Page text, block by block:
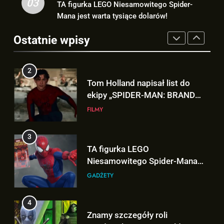
TA figurka LEGO
jest warta tysiące dolarów!
GADŻETY
4
Znamy szczegóły roli
Deadpoola Ryan Reynoldsa w
„AVENGERS: DOOMSDAY”!
5
„DUŻE DZIECI 3” OFICJALNIE w
produkcji Netflixa!
6
Nowe szczegoły o żonie
Victora! Sue Storm będzie miała
03
TA figurka LEGO Niesamowitego Spider-
Mana jest warta tysiące dolarów!
Ostatnie wpisy
2
Tom Holland napisał list do
ekipy „SPIDER-MAN: BRAND
NEW DAY” i… potwierdził swój
powrót!
FILMY
3
TA figurka LEGO
Niesamowitego Spider-Mana
jest warta tysiące dolarów!
GADŻETY
4
Znamy szczegóły roli
Deadpoola Ryan Reynoldsa w
„AVENGERS: DOOMSDAY”!
FILMY
5
„DUŻE DZIECI 3” OFICJALNIE w